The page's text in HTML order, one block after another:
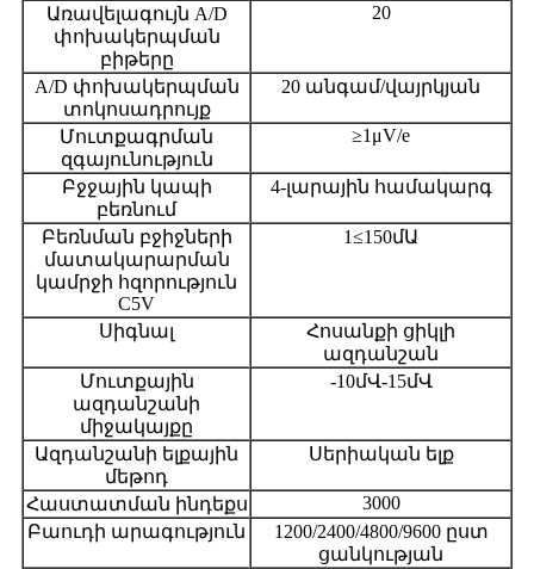
Առավելագույն A/D
փոխակերպման
բիթերը
20
A/D փոխակերպման
տոկոսադրույք
20 անգամ/վայրկյան
Մուտքագրման
զգայունություն
≥1μV/e
Բջջային կապի
բեռնում
4-լարային համակարգ
Բեռնման բջիջների
մատակարարման
կամրջի հզորություն
C5V
1≤150մԱ
Սիգնալ
Հոսանքի ցիկլի
ազդանշան
Մուտքային
ազդանշանի
միջակայքը
-10մՎ-15մՎ
Ազդանշանի ելքային
մեթոդ
Սերիական ելք
Հաստատման ինդեքս
3000
Բաուդի արագություն
1200/2400/4800/9600 ըստ
ցանկության